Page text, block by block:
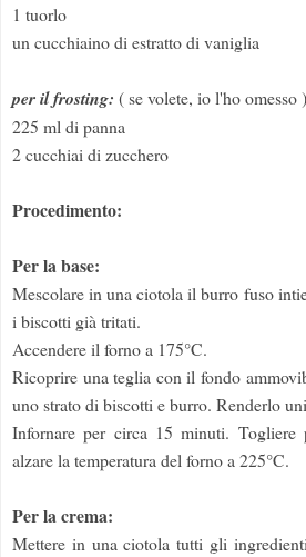
1 tuorlo
un cucchiaino di estratto di vaniglia
per il frosting: ( se volete, io l'ho omesso )
225 ml di panna
2 cucchiai di zucchero
Procedimento:
Per la base:
Mescolare in una ciotola il burro fuso
i biscotti già tritati.
Accendere il forno a 175°C.
Ricoprire una teglia con il fondo
uno strato di biscotti e burro. Renderlo
Infornare per circa 15 minuti.
alzare la temperatura del forno a 225°C.
Per la crema:
Mettere in una ciotola tutti gli